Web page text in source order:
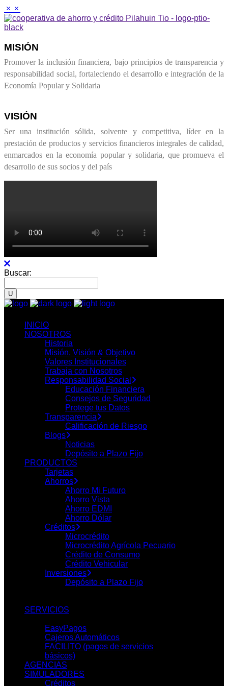
M
MISIÓN
Promover la inclusión financiera, bajo principios de transparencia y
responsabilidad social, fortaleciendo el desarrollo e integración de la
Economía Popular y Solidaria
VISIÓN
Ser una institución sólida, solvente y competitiva, líder en la
prestación de productos y servicios financieros integrales de calidad,
enmarcados en la economía popular y solidaria, que promueva el
desarrollo de sus socios y del país
Buscar:
INICIO
NOSOTROS
Historia
Misión, Visión & Objetivo
Valores Institucionales
Trabaja con Nosotros
Responsabilidad Social
Educación Financiera
Consejos de Seguridad
Protege tus Datos
Transparencia
Calificación de Riesgo
Blogs
Noticias
Depósito a Plazo Fijo
PRODUCTOS
Tarjetas
Ahorros
Ahorro Mi Futuro
Ahorro Vista
Ahorro EDMI
Ahorro Dólar
Créditos
Microcrédito
Microcrédito Agrícola Pecuario
Crédito de Consumo
Crédito Vehicular
Inversiones
Depósito a Plazo Fijo
SERVICIOS
EasyPagos
Cajeros Automáticos
FACILITO (pagos de servicios
básicos)
AGENCIAS
SIMULADORES
Créditos